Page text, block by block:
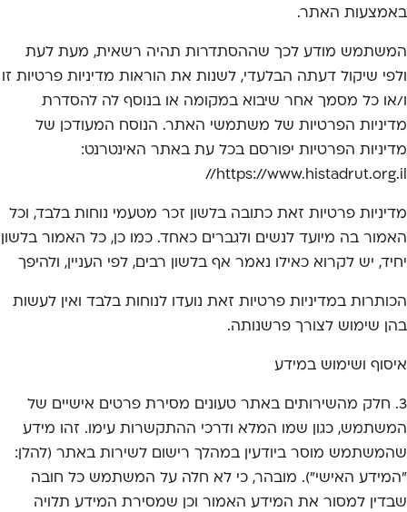
באמצעות האתר.
המשתמש מודע לכך שההסתדרות תהיה רשאית, מעת לעת
ולפי שיקול דעתה הבלעדי, לשנות את הוראות מדיניות פרטיות זו
ו/או כל מסמך אחר שיבוא במקומה או בנוסף לה להסדרת
מדיניות הפרטיות של משתמשי האתר. הנוסח המעודכן של
מדיניות הפרטיות יפורסם בכל עת באתר האינטרנט:
https://www.histadrut.org.il//
מדיניות פרטיות זאת כתובה בלשון זכר מטעמי נוחות בלבד, וכל
האמור בה מיועד לנשים ולגברים כאחד. כמו כן, כל האמור בלשון
יחיד, יש לקרוא כאילו נאמר אף בלשון רבים, לפי העניין, ולהיפך
הכותרות במדיניות פרטיות זאת נועדו לנוחות בלבד ואין לעשות
בהן שימוש לצורך פרשנותה.
איסוף ושימוש במידע
3. חלק מהשירותים באתר טעונים מסירת פרטים אישיים של
המשתמש, כגון שמו המלא ודרכי ההתקשרות עימו. זהו מידע
שהמשתמש מוסר ביודעין במהלך רישום לשירות באתר (להלן:
"המידע האישי"). מובהר, כי לא חלה על המשתמש כל חובה
שבדין למסור את המידע האמור וכן שמסירת המידע תלויה